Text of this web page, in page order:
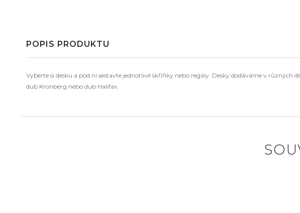
POPIS PRODUKTU
Vyberte si desku a pod ni sestavte jednotlivé skříňky nebo regály. Desky dodáváme v
dub Kronberg nebo dub Halifax.